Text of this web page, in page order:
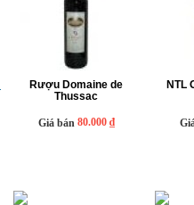
Rượu Domaine de
Thussac
Giá bán 80.000 ₫
NTL